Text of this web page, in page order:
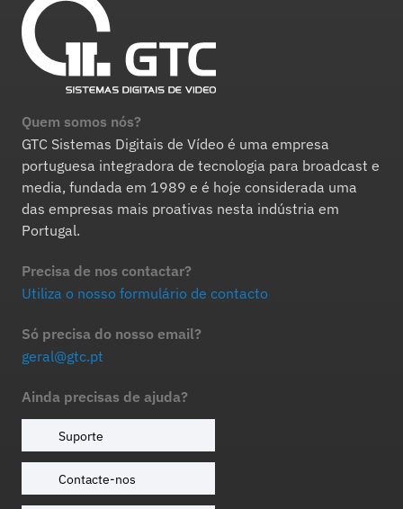
Quem somos nós?
GTC Sistemas Digitais de Vídeo é uma empresa
portuguesa integradora de tecnologia para broadcast e
media, fundada em 1989 e é hoje considerada uma
das empresas mais proativas nesta indústria em
Portugal.
Precisa de nos contactar?
Utiliza o nosso formulário de contacto
Só precisa do nosso email?
geral@gtc.pt
Ainda precisas de ajuda?
Suporte
Contacte-nos